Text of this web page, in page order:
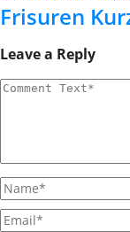
Frisuren
Leave a Reply